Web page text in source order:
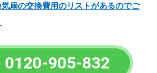
扇の交換費用のリストがあるのでご
0120-905-832